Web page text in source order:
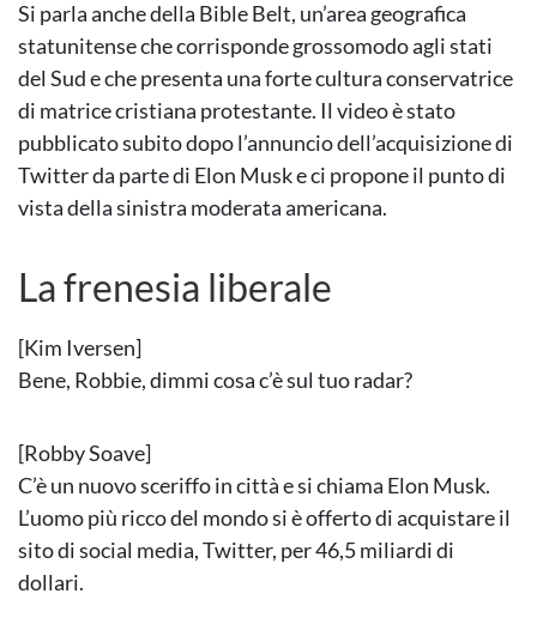
Si parla anche della Bible Belt, un’area geografica
statunitense che corrisponde grossomodo agli stati
del Sud e che presenta una forte cultura conservatrice
di matrice cristiana protestante. Il video è stato
pubblicato subito dopo l’annuncio dell’acquisizione di
Twitter da parte di Elon Musk e ci propone il punto di
vista della sinistra moderata americana.
La frenesia liberale
[Kim Iversen]
Bene, Robbie, dimmi cosa c’è sul tuo radar?
[Robby Soave]
C’è un nuovo sceriffo in città e si chiama Elon Musk.
L’uomo più ricco del mondo si è offerto di acquistare il
sito di social media, Twitter, per 46,5 miliardi di
dollari.